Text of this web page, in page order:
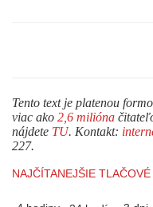
Tento text je platenou
viac ako 2,6 milióna
nájdete TU. Kontakt:
227.
NAJČÍTANEJŠIE